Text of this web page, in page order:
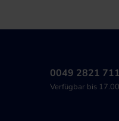
0049 2821
Verfügbar bis